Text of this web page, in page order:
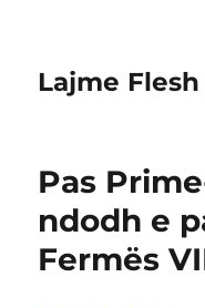
Lajme Flesh
Pas
ndodh e
Fermës